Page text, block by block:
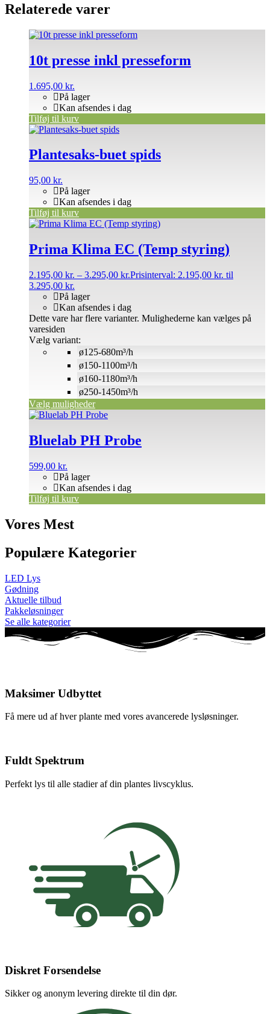
Relaterede varer
10t presse inkl presseform
1.695,00 kr.
På lager
Kan afsendes i dag
Tilføj til kurv
Plantesaks-buet spids
95,00 kr.
På lager
Kan afsendes i dag
Tilføj til kurv
Prima Klima EC (Temp styring)
2.195,00 kr. – 3.295,00 kr.Prisinterval: 2.195,00 kr. til
3.295,00 kr.
På lager
Kan afsendes i dag
Vælg variant:
Vælg muligheder
Dette vare har flere varianter. Mulighederne kan vælges på
varesiden
ø125-680m³/h
ø150-1100m³/h
ø160-1180m³/h
ø250-1450m³/h
Bluelab PH Probe
599,00 kr.
På lager
Kan afsendes i dag
Tilføj til kurv
Vores Mest
Populære Kategorier
LED Lys
Gødning
Aktuelle tilbud
Pakkeløsninger
Se alle kategorier
Maksimer Udbyttet
Få mere ud af hver plante med vores avancerede lysløsninger.
Fuldt Spektrum
Perfekt lys til alle stadier af din plantes livscyklus.
Diskret Forsendelse
Sikker og anonym levering direkte til din dør.